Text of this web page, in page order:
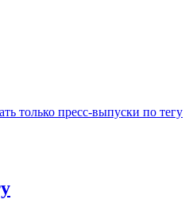
только пресс-выпуски по тегу